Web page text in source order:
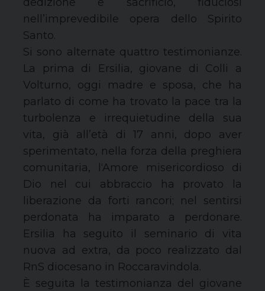
dedizione e sacrificio, fiduciosi
nell’imprevedibile opera dello Spirito
Santo.
Si sono alternate quattro testimonianze.
La prima di Ersilia, giovane di Colli a
Volturno, oggi madre e sposa, che ha
parlato di come ha trovato la pace tra la
turbolenza e irrequietudine della sua
vita, già all’età di 17 anni, dopo aver
sperimentato, nella forza della preghiera
comunitaria, l‘Amore misericordioso di
Dio nel cui abbraccio ha provato la
liberazione da forti rancori; nel sentirsi
perdonata ha imparato a perdonare.
Ersilia ha seguito il seminario di vita
nuova ad extra, da poco realizzato dal
RnS diocesano in Roccaravindola.
È seguita la testimonianza del giovane